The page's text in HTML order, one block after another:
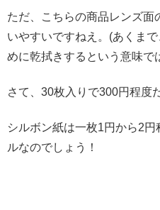
ただ、こちらの商品レンズ面
いやすいですねえ。(あくま
めに乾拭きするという意味で
さて、30枚入りで300円程度
シルボン紙は一枚1円から2
ルなのでしょう！